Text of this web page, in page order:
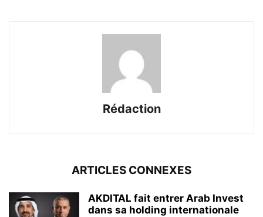
Rédaction
ARTICLES CONNEXES
AKDITAL fait entrer Arab Invest
dans sa holding internationale